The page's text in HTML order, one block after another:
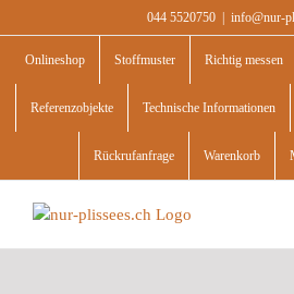
to
content
044 5520750 info@nur-
Onlineshop Stoffmuster Richtig messen
Referenzobjekte Technische Informationen
Rückrufanfrage Warenkorb